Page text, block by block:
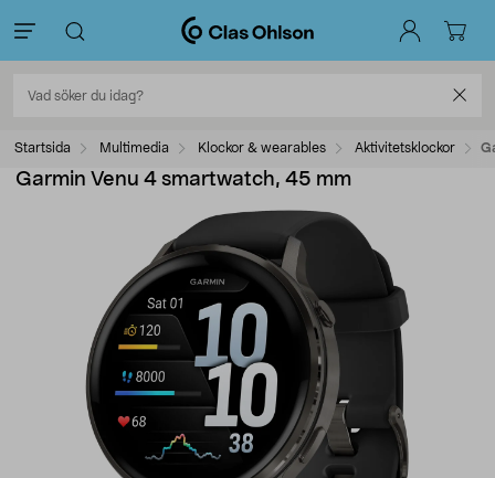
Startsida Multimedia Klockor & wearables Aktivitetsklockor
Garmin Venu 4 smartwatch, 45 mm